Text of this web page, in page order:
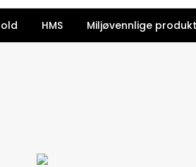
HMS Miljøvennlige